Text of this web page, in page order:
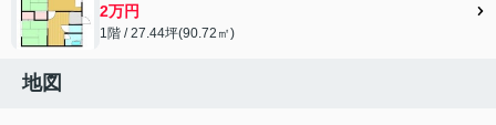
2万円
1階 / 27.44坪(90.72㎡)
地図